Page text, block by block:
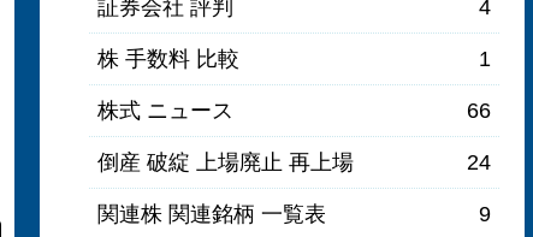
証券会社 評判 4
株 手数料 比較 1
株式 ニュース 66
倒産 破綻 上場廃止 再上場 24
関連株 関連銘柄 一覧表 9